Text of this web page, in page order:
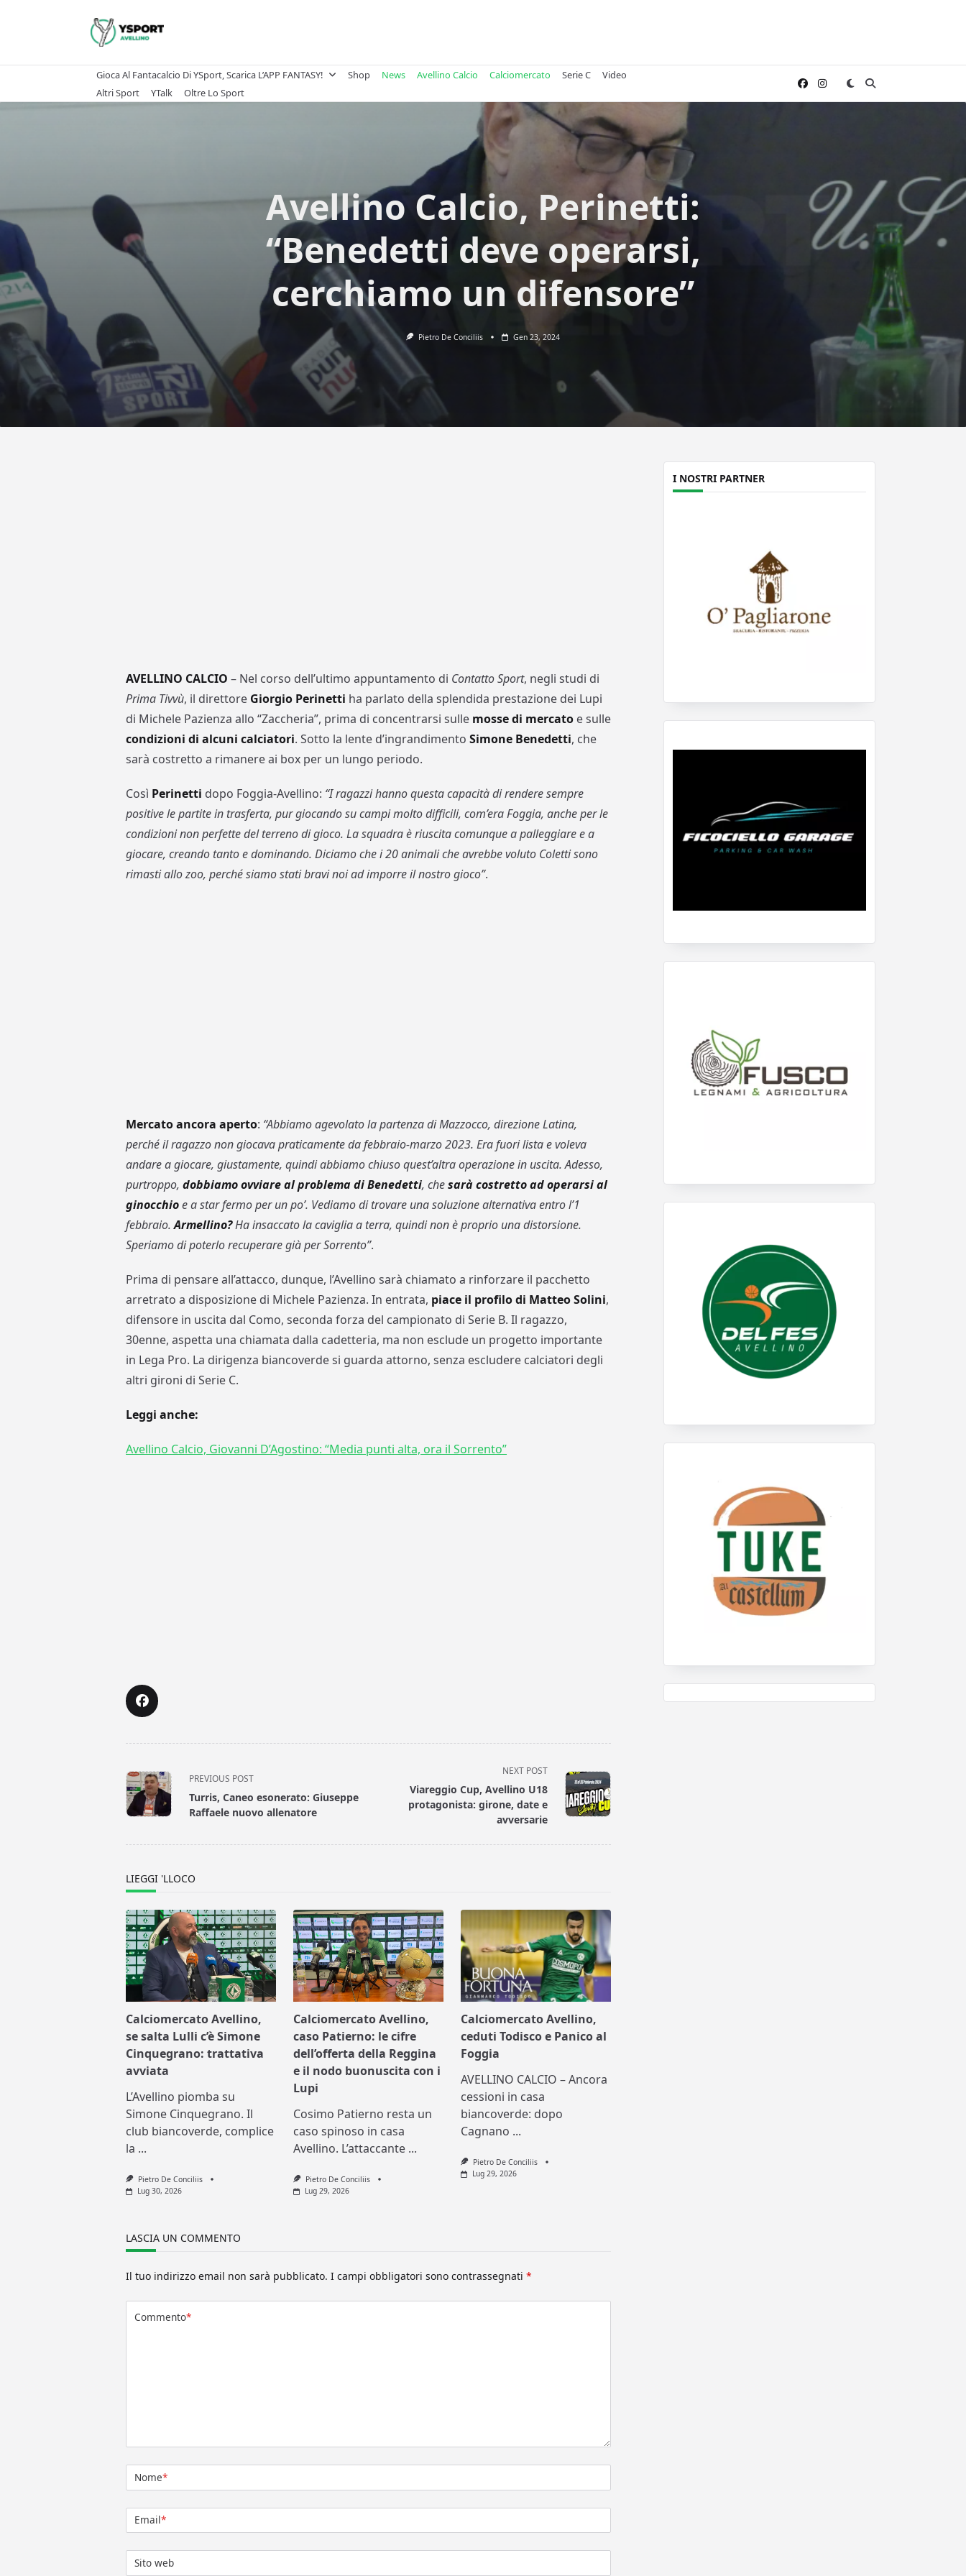
Gioca Al Fantacalcio Di YSport, Scarica L’APP FANTASY! Shop News Avellino Calcio Calciomercato Serie C
Video
Altri Sport
YTalk Oltre Lo Sport
Avellino Calcio, Perinetti:
“Benedetti deve operarsi,
cerchiamo un difensore”
Pietro De Conciliis Gen 23, 2024
AVELLINO CALCIO – Nel corso dell’ultimo appuntamento di Contatto Sport, negli studi di
Prima Tivvù, il direttore Giorgio Perinetti ha parlato della splendida prestazione dei Lupi
di Michele Pazienza allo “Zaccheria”, prima di concentrarsi sulle mosse di mercato e sulle
condizioni di alcuni calciatori. Sotto la lente d’ingrandimentoSimone Benedetti, che
sarà costretto a rimanere ai box per un lungo periodo.
Così Perinetti dopo Foggia-Avellino: “I ragazzi hanno questa capacità di rendere sempre
positive le partite in trasferta, pur giocando su campi molto difficili, com’era Foggia, anche per le
condizioni non perfette del terreno di gioco. La squadra è riuscita comunque a palleggiare e a
giocare, creando tanto e dominando. Diciamo che i 20 animali che avrebbe voluto Coletti sono
rimasti allo zoo, perché siamo stati bravi noi ad imporre il nostro gioco”.
Mercato ancora aperto: “Abbiamo agevolato la partenza di Mazzocco, direzione Latina,
perché il ragazzo non giocava praticamente da febbraio-marzo 2023. Era fuori lista e voleva
andare a giocare, giustamente, quindi abbiamo chiuso quest’altra operazione in uscita. Adesso,
purtroppo,dobbiamo ovviare al problema di Benedetti, chesarà costretto ad operarsi al
ginocchioe a star fermo per un po’. Vediamo di trovare una soluzione alternativa entro l’1
febbraio.Armellino?Ha insaccato la caviglia a terra, quindi non è proprio una distorsione.
Speriamo di poterlo recuperare già per Sorrento”.
Prima di pensare all’attacco, dunque, l’Avellino sarà chiamato a rinforzare il pacchetto
arretrato a disposizione di Michele Pazienza. In entrata, piace il profilo di Matteo Solini,
difensore in uscita dal Como, seconda forza del campionato di Serie B. Il ragazzo,
30enne, aspetta una chiamata dalla cadetteria, ma non esclude un progetto importante
in Lega Pro. La dirigenza biancoverde si guarda attorno, senza escludere calciatori degli
altri gironi di Serie C.
Leggi anche:
Avellino Calcio, Giovanni D’Agostino: “Media punti alta, ora il Sorrento”
<span
class="nav-
subtitle
screen-
PREVIOUS POST
Turris, Caneo esonerato: Giuseppe
Raffaele nuovo allenatore
NEXT POST
Viareggio Cup, Avellino U18
protagonista: girone, date e
avversarie
LIEGGI 'LLOCO
Calciomercato Avellino,
se salta Lulli c’è Simone
Cinquegrano: trattativa
avviata
L’Avellino piomba su
Simone Cinquegrano. Il
club biancoverde, complice
la ...
Pietro De Conciliis
Lug 30, 2026
Calciomercato Avellino,
caso Patierno: le cifre
dell’offerta della Reggina
e il nodo buonuscita con i
Lupi
Cosimo Patierno resta un
caso spinoso in casa
Avellino. L’attaccante ...
Pietro De Conciliis
Lug 29, 2026
Calciomercato Avellino,
ceduti Todisco e Panico al
Foggia
AVELLINO CALCIO – Ancora
cessioni in casa
biancoverde: dopo
Cagnano ...
Pietro De Conciliis
Lug 29, 2026
LASCIA UN COMMENTO
Il tuo indirizzo email non sarà pubblicato. I campi obbligatori sono contrassegnati*
Commento*
Nome*
Email*
Sito web
I NOSTRI PARTNER